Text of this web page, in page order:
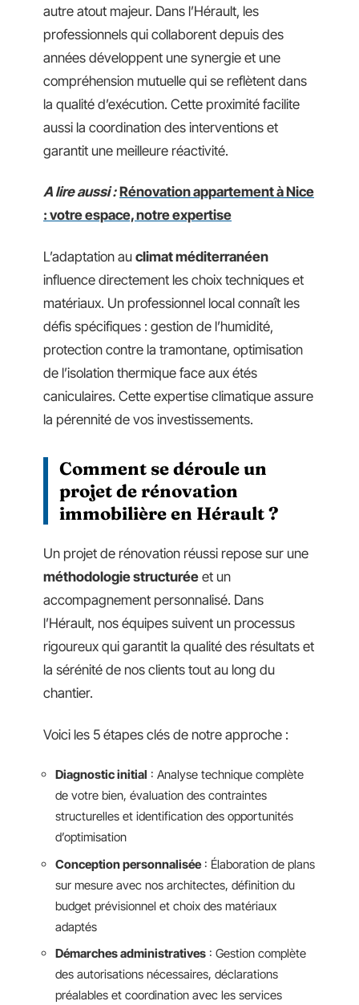
autre atout majeur. Dans l’Hérault, les
professionnels qui collaborent depuis des
années développent une synergie et une
compréhension mutuelle qui se reflètent dans
la qualité d’exécution. Cette proximité facilite
aussi la coordination des interventions et
garantit une meilleure réactivité.
A lire aussi : Rénovation appartement à Nice
: votre espace, notre expertise
L’adaptation au climat méditerranéen
influence directement les choix techniques et
matériaux. Un professionnel local connaît les
défis spécifiques : gestion de l’humidité,
protection contre la tramontane, optimisation
de l’isolation thermique face aux étés
caniculaires. Cette expertise climatique assure
la pérennité de vos investissements.
Comment se déroule un
projet de rénovation
immobilière en Hérault ?
Un projet de rénovation réussi repose sur une
méthodologie structurée et un
accompagnement personnalisé. Dans
l’Hérault, nos équipes suivent un processus
rigoureux qui garantit la qualité des résultats et
la sérénité de nos clients tout au long du
chantier.
Voici les 5 étapes clés de notre approche :
Diagnostic initial : Analyse technique complète
de votre bien, évaluation des contraintes
structurelles et identification des opportunités
d’optimisation
Conception personnalisée : Élaboration de plans
sur mesure avec nos architectes, définition du
budget prévisionnel et choix des matériaux
adaptés
Démarches administratives : Gestion complète
des autorisations nécessaires, déclarations
préalables et coordination avec les services